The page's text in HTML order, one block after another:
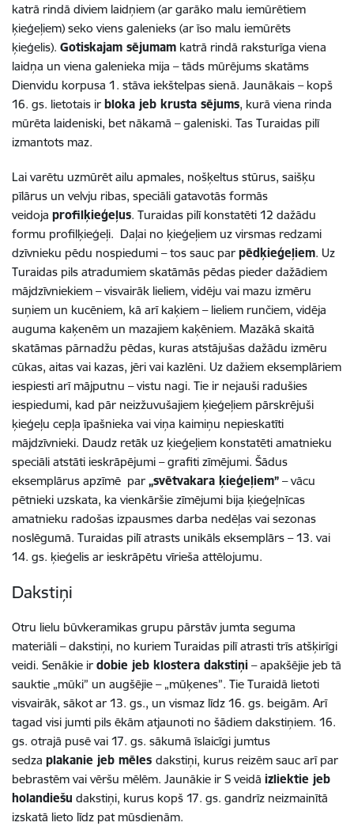
katrā rindā diviem laidņiem (ar garāko malu iemūrētiem
ķieģeļiem) seko viens galenieks (ar īso malu iemūrēts
ķieģelis). Gotiskajam sējumam katrā rindā raksturīga viena
laidņa un viena galenieka mija – tāds mūrējums skatāms
Dienvidu korpusa 1. stāva iekštelpas sienā. Jaunākais – kopš
16. gs. lietotais ir bloka jeb krusta sējums, kurā viena rinda
mūrēta laideniski, bet nākamā – galeniski. Tas Turaidas pilī
izmantots maz.
Lai varētu uzmūrēt ailu apmales, nošķeltus stūrus, saišķu
pīlārus un velvju ribas, speciāli gatavotās formās
veidoja profilķieģeļus. Turaidas pilī konstatēti 12 dažādu
formu profilķieģeļi. Daļai no ķieģeļiem uz virsmas redzami
dzīvnieku pēdu nospiedumi – tos sauc par pēdķieģeļiem. Uz
Turaidas pils atradumiem skatāmās pēdas pieder dažādiem
mājdzīvniekiem – visvairāk lieliem, vidēju vai mazu izmēru
suņiem un kucēniem, kā arī kaķiem – lieliem runčiem, vidēja
auguma kaķenēm un mazajiem kaķēniem. Mazākā skaitā
skatāmas pārnadžu pēdas, kuras atstājušas dažādu izmēru
cūkas, aitas vai kazas, jēri vai kazlēni. Uz dažiem eksemplāriem
iespiesti arī mājputnu – vistu nagi. Tie ir nejauši radušies
iespiedumi, kad pār neizžuvušajiem ķieģeļiem pārskrējuši
ķieģeļu cepļa īpašnieka vai viņa kaimiņu nepieskatīti
mājdzīvnieki. Daudz retāk uz ķieģeļiem konstatēti amatnieku
speciāli atstāti ieskrāpējumi – grafiti zīmējumi. Šādus
eksemplārus apzīmē par „svētvakara ķieģeļiem” – vācu
pētnieki uzskata, ka vienkāršie zīmējumi bija ķieģeļnīcas
amatnieku radošas izpausmes darba nedēļas vai sezonas
noslēgumā. Turaidas pilī atrasts unikāls eksemplārs – 13. vai
14. gs. ķieģelis ar ieskrāpētu vīrieša attēlojumu.
Dakstiņi
Otru lielu būvkeramikas grupu pārstāv jumta seguma
materiāli – dakstiņi, no kuriem Turaidas pilī atrasti trīs atšķirīgi
veidi. Senākie ir dobie jeb klostera dakstiņi – apakšējie jeb tā
sauktie „mūki” un augšējie – „mūķenes”. Tie Turaidā lietoti
visvairāk, sākot ar 13. gs., un vismaz līdz 16. gs. beigām. Arī
tagad visi jumti pils ēkām atjaunoti no šādiem dakstiņiem. 16.
gs. otrajā pusē vai 17. gs. sākumā īslaicīgi jumtus
sedza plakanie jeb mēles dakstiņi, kurus reizēm sauc arī par
bebrastēm vai vēršu mēlēm. Jaunākie ir S veidā izliektie jeb
holandiešu dakstiņi, kurus kopš 17. gs. gandrīz neizmainītā
izskatā lieto līdz pat mūsdienām.